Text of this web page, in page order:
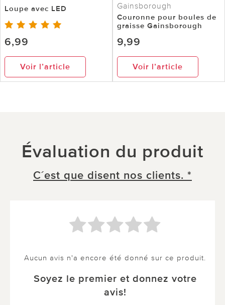
Loupe avec LED
6,99
Voir l’article
Gainsborough
Couronne pour boules de
graisse Gainsborough
9,99
Voir l’article
Évaluation du produit
C´est que disent nos clients. *
Aucun avis n'a encore été donné sur ce produit.
Soyez le premier et donnez votre
avis!